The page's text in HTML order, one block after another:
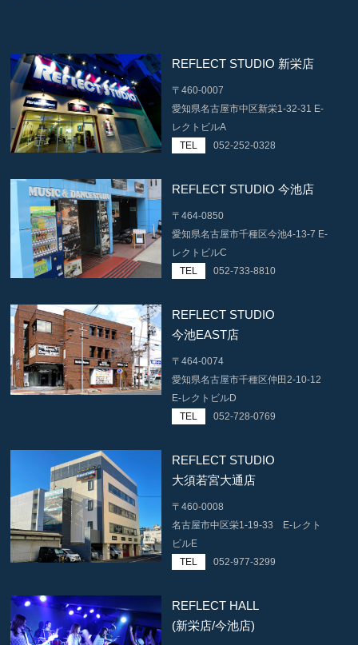
REFLECT STUDIO 新栄店
〒460-0007
愛知県名古屋市中区新栄1-32-31 E-
レクトビルA
TEL
052-252-0328
REFLECT STUDIO 今池店
〒464-0850
愛知県名古屋市千種区今池4-13-7 E-
レクトビルC
TEL
052-733-8810
REFLECT STUDIO
今池EAST店
〒464-0074
愛知県名古屋市千種区仲田2-10-12
E-レクトビルD
TEL
052-728-0769
REFLECT STUDIO
大須若宮大通店
〒460-0008
名古屋市中区栄1-19-33 E-レクト
ビルE
TEL
052-977-3299
REFLECT HALL
(新栄店/今池店)